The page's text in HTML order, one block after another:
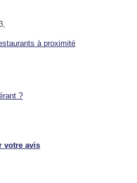
à proximité
?
votre avis